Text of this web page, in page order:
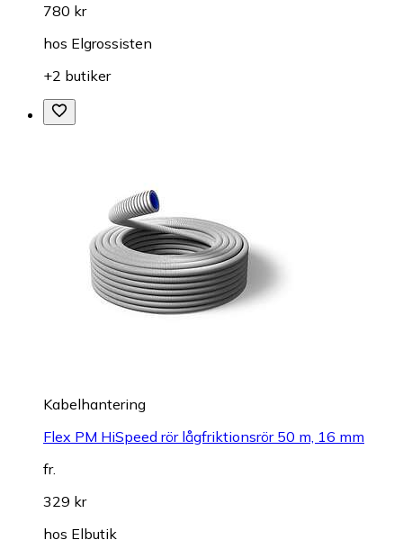
780 kr
hos Elgrossisten
+2 butiker
Kabelhantering
Flex PM HiSpeed rör lågfriktionsrör 50 m, 16 mm
fr.
329 kr
hos Elbutik